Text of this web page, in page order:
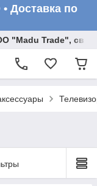
Доставка по
"Madu Trade",